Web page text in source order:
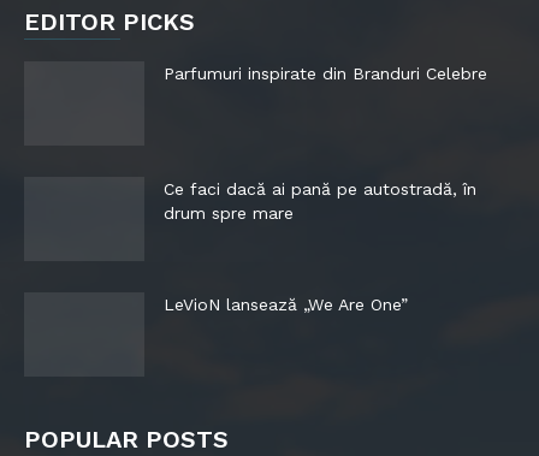
EDITOR PICKS
Parfumuri inspirate din Branduri Celebre
Ce faci dacă ai pană pe autostradă, în
drum spre mare
LeVioN lansează „We Are One”
POPULAR POSTS